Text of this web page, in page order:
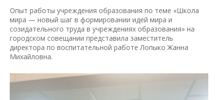
Опыт работы учреждения образования по теме «Школа
мира — новый шаг в формировании идей мира и
созидательного труда в учреждениях образования» на
городском совещании представила заместитель
директора по воспитательной работе Лопыко Жанна
Михайловна.